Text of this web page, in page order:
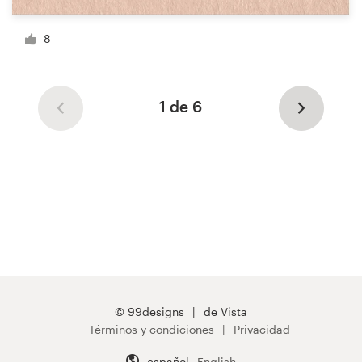
8
1 de 6
© 99designs
de Vista
Términos y condiciones
Privacidad